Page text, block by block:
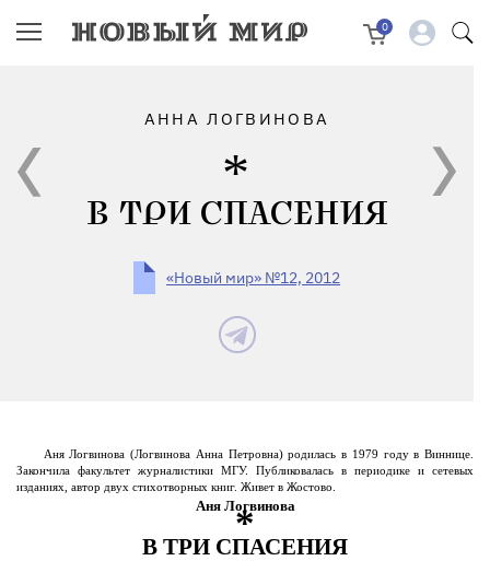
0
АННА ЛОГВИНОВА
В ТРИ СПАСЕНИЯ
«Новый мир» №12, 2012
Аня Логвинова (Логвинова Анна Петровна) родилась в 1979 году в Виннице.
Закончила факультет журналистики МГУ. Публиковалась в периодике и сетевых
изданиях, автор двух стихотворных книг. Живет в Жостово.
Аня Логвинова
*
В ТРИ СПАСЕНИЯ